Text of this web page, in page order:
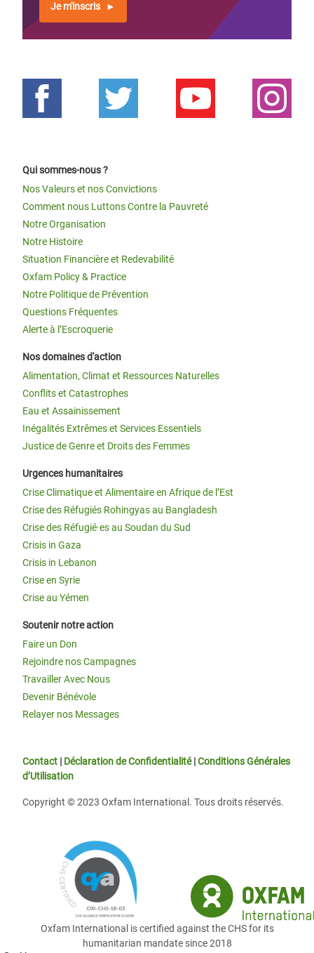
Je m'inscris
Qui sommes-nous ?
Nos Valeurs et nos Convictions
Comment nous Luttons Contre la Pauvreté
Notre Organisation
Notre Histoire
Situation Financière et Redevabilité
Oxfam Policy & Practice
Notre Politique de Prévention
Questions Fréquentes
Alerte à l’Escroquerie
Nos domaines d'action
Alimentation, Climat et Ressources Naturelles
Conflits et Catastrophes
Eau et Assainissement
Inégalités Extrêmes et Services Essentiels
Justice de Genre et Droits des Femmes
Urgences humanitaires
Crise Climatique et Alimentaire en Afrique de l’Est
Crise des Réfugiés Rohingyas au Bangladesh
Crise des Réfugié·es au Soudan du Sud
Crisis in Gaza
Crisis in Lebanon
Crise en Syrie
Crise au Yémen
Soutenir notre action
Faire un Don
Rejoindre nos Campagnes
Travailler Avec Nous
Devenir Bénévole
Relayer nos Messages
Contact | Déclaration de Confidentialité|Conditions Générales
d’Utilisation
Copyright © 2023 Oxfam International. Tous droits réservés.
Oxfam International is certified against the CHS for its
humanitarian mandate since 2018